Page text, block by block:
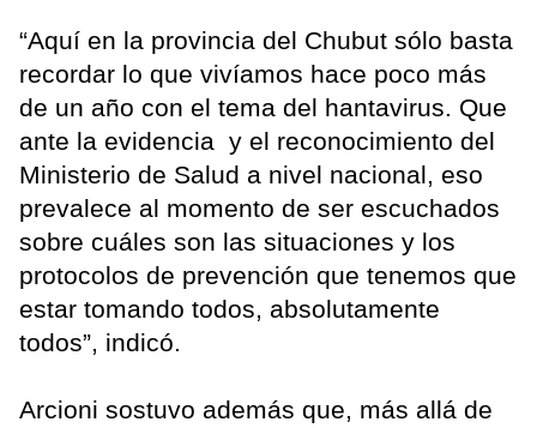
“Aquí en la provincia del Chubut sólo basta
recordar lo que vivíamos hace poco más
de un año con el tema del hantavirus. Que
ante la evidencia y el reconocimiento del
Ministerio de Salud a nivel nacional, eso
prevalece al momento de ser escuchados
sobre cuáles son las situaciones y los
protocolos de prevención que tenemos que
estar tomando todos, absolutamente
todos”, indicó.
Arcioni sostuvo además que, más allá de